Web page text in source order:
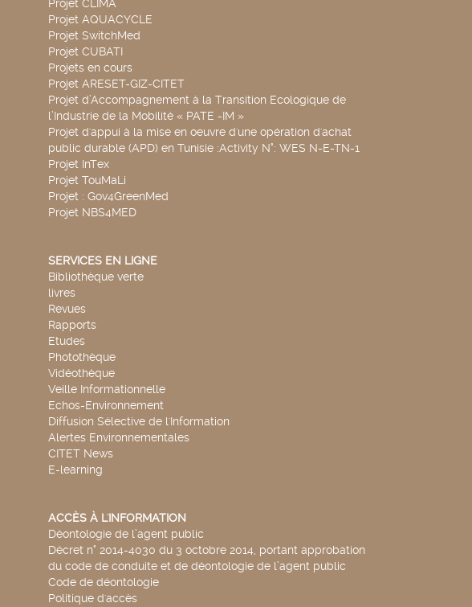
Projet CLIMA
Projet AQUACYCLE
Projet SwitchMed
Projet CUBATI
Projets en cours
Projet ARESET-GIZ-CITET
Projet d’Accompagnement à la Transition Ecologique de
l’Industrie de la Mobilité « PATE -IM »
Projet d'appui à la mise en oeuvre d'une opération d'achat
public durable (APD) en Tunisie :Activity N°: WES N-E-TN-1
Projet InTex
Projet TouMaLi
Projet : Gov4GreenMed
Projet NBS4MED
SERVICES EN LIGNE
Bibliothèque verte
livres
Revues
Rapports
Etudes
Photothèque
Vidéothèque
Veille Informationnelle
Echos-Environnement
Diffusion Sélective de l'Information
Alertes Environnementales
CITET News
E-learning
ACCÈS À L'INFORMATION
Déontologie de l’agent public
Décret n° 2014-4030 du 3 octobre 2014, portant approbation
du code de conduite et de déontologie de l’agent public
Code de déontologie
Politique d'accès